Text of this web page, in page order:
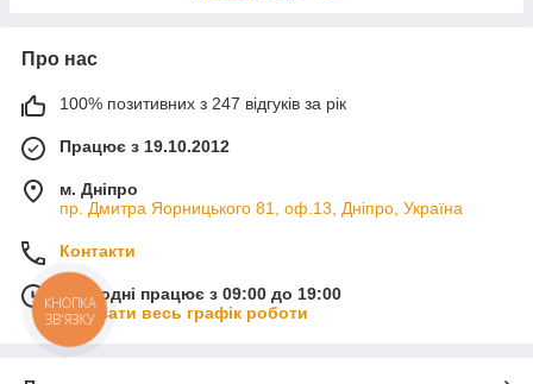
Про нас
100% позитивних з 247 відгуків за рік
Працює з 19.10.2012
м. Дніпро
пр. Дмитра Яорницького 81, оф.13, Дніпро, Україна
Контакти
Сьогодні працює з 09:00 до 19:00
Показати весь графік роботи
КНОПКА
ЗВ'ЯЗКУ